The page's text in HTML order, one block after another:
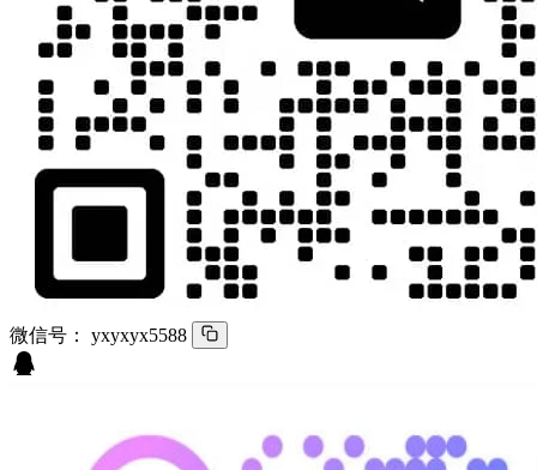
微信号： yxyxyx5588